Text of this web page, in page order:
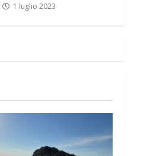
1 luglio 2023